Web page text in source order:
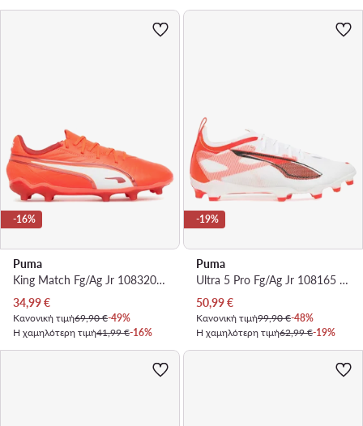
-16%
Puma
King Match Fg/Ag Jr 108320 01 · Ποδοσφαιρικά Παπούτσια
Τρέχουσα τιμή
34,99€
Κανονική τιμή69,90 €-49%
Η χαμηλότερη τιμή41,99 €-16%
-19%
Puma
Ultra 5 Pro Fg/Ag Jr 108165 01 · Ποδοσφαιρικά Παπούτσια
Τρέχουσα τιμή
50,99€
Κανονική τιμή99,90 €-48%
Η χαμηλότερη τιμή62,99 €-19%